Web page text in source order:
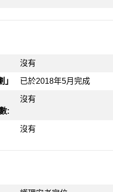
沒有
已於2018年5月完成
:
沒有
沒有